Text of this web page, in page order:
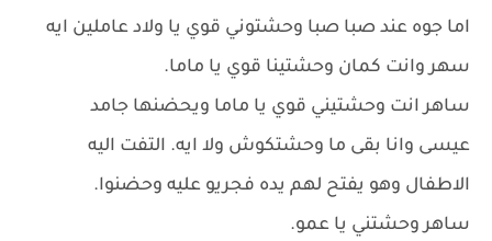
اما جوه عند صبا صبا وحشتوني قوي يا ولاد عاملين ايه
سهر وانت كمان وحشتينا قوي يا ماما.
ساهر انت وحشتيني قوي يا ماما ويحضنها جامد
عيسى وانا بقى ما وحشتكوش ولا ايه. التفت اليه
الاطفال وهو يفتح لهم يده فجريو عليه وحضنوا.
ساهر وحشتني يا عمو.